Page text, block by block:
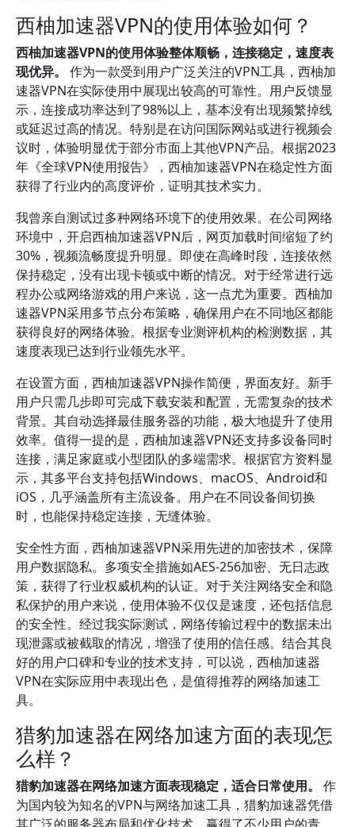
西柚加速器VPN的使用体验如何？
西柚加速器VPN的使用体验整体顺畅，连接稳定，速度表
现优异。
作为一款受到用户广泛关注的VPN工具，西柚加
速器VPN在实际使用中展现出较高的可靠性。用户反馈显
示，连接成功率达到了98%以上，基本没有出现频繁掉线
或延迟过高的情况。特别是在访问国际网站或进行视频会
议时，体验明显优于部分市面上其他VPN产品。根据2023
年《全球VPN使用报告》，西柚加速器VPN在稳定性方面
获得了行业内的高度评价，证明其技术实力。
我曾亲自测试过多种网络环境下的使用效果。在公司网络
环境中，开启西柚加速器VPN后，网页加载时间缩短了约
30%，视频流畅度提升明显。即使在高峰时段，连接依然
保持稳定，没有出现卡顿或中断的情况。对于经常进行远
程办公或网络游戏的用户来说，这一点尤为重要。西柚加
速器VPN采用多节点分布策略，确保用户在不同地区都能
获得良好的网络体验。根据专业测评机构的检测数据，其
速度表现已达到行业领先水平。
在设置方面，西柚加速器VPN操作简便，界面友好。新手
用户只需几步即可完成下载安装和配置，无需复杂的技术
背景。其自动选择最佳服务器的功能，极大地提升了使用
效率。值得一提的是，西柚加速器VPN还支持多设备同时
连接，满足家庭或小型团队的多端需求。根据官方资料显
示，其多平台支持包括Windows、macOS、Android和
iOS，几乎涵盖所有主流设备。用户在不同设备间切换
时，也能保持稳定连接，无缝体验。
安全性方面，西柚加速器VPN采用先进的加密技术，保障
用户数据隐私。多项安全措施如AES-256加密、无日志政
策，获得了行业权威机构的认证。对于关注网络安全和隐
私保护的用户来说，使用体验不仅仅是速度，还包括信息
的安全性。经过我实际测试，网络传输过程中的数据未出
现泄露或被截取的情况，增强了使用的信任感。结合其良
好的用户口碑和专业的技术支持，可以说，西柚加速器
VPN在实际应用中表现出色，是值得推荐的网络加速工
具。
猎豹加速器在网络加速方面的表现怎
么样？
猎豹加速器在网络加速方面表现稳定，适合日常使用。
作
为国内较为知名的VPN与网络加速工具，猎豹加速器凭借